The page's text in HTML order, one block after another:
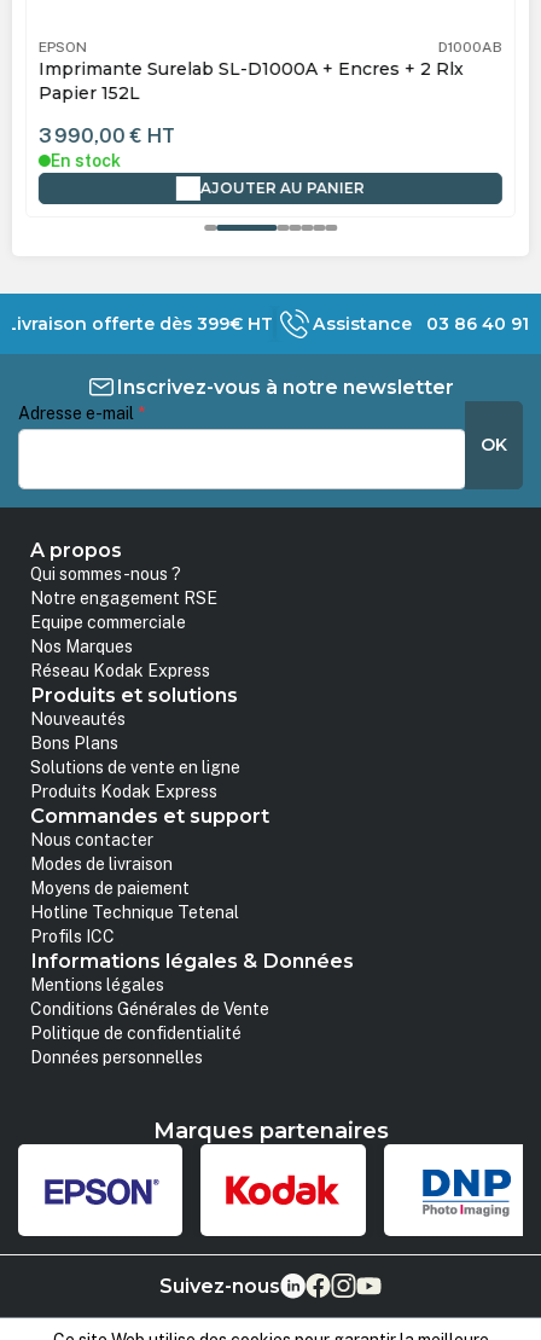
EPSON D1000AB
Imprimante Surelab SL-D1000A + Encres + 2 Rlx
Papier 152L
3 990,00 € HT
En stock
AJOUTER AU PANIER
Livraison offerte dès 399€ HT Assistance 03 86 40 91
Inscrivez-vous à notre newsletter
Adresse e-mail *
OK
A propos
Qui sommes-nous ?
Notre engagement RSE
Equipe commerciale
Nos Marques
Réseau Kodak Express
Produits et solutions
Nouveautés
Bons Plans
Solutions de vente en ligne
Produits Kodak Express
Commandes et support
Nous contacter
Modes de livraison
Moyens de paiement
Hotline Technique Tetenal
Profils ICC
Informations légales & Données
Mentions légales
Conditions Générales de Vente
Politique de confidentialité
Données personnelles
Marques partenaires
Suivez-nous